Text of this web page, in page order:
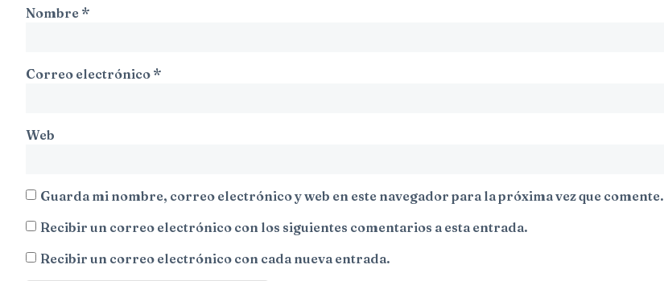
Nombre *
Correo electrónico *
Web
Guarda mi nombre, correo electrónico y web en este navegador para la próxima vez que comente.
Recibir un correo electrónico con los siguientes comentarios a esta entrada.
Recibir un correo electrónico con cada nueva entrada.